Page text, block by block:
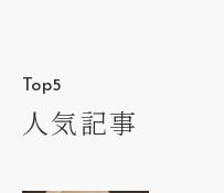
Top5
人気記事